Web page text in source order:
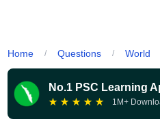
Home / Questions / World
No.1 PSC Learning
★ ★ ★ ★ ★ 1M+